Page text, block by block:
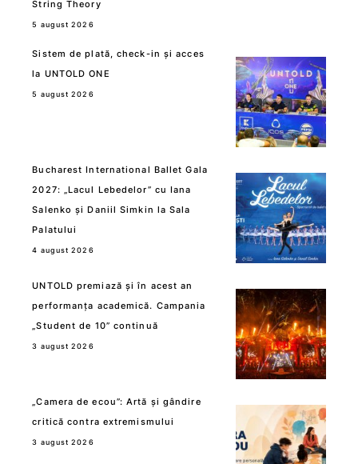
String Theory
5 august 2026
Sistem de plată, check-in și acces
la UNTOLD ONE
5 august 2026
Bucharest International Ballet Gala
2027: „Lacul Lebedelor” cu Iana
Salenko și Daniil Simkin la Sala
Palatului
4 august 2026
UNTOLD premiază și în acest an
performanța academică. Campania
„Student de 10” continuă
3 august 2026
„Camera de ecou”: Artă și gândire
critică contra extremismului
3 august 2026